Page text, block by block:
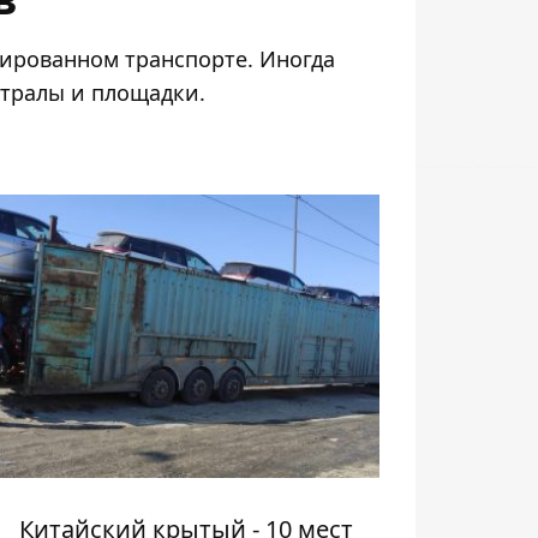
транспорте. Иногда
и площадки.
Китайский крытый - 10 мест